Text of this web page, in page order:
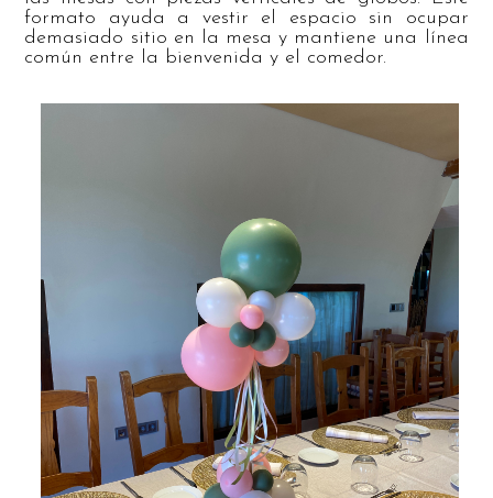
formato ayuda a vestir el espacio sin ocupar
demasiado sitio en la mesa y mantiene una línea
común entre la bienvenida y el comedor.